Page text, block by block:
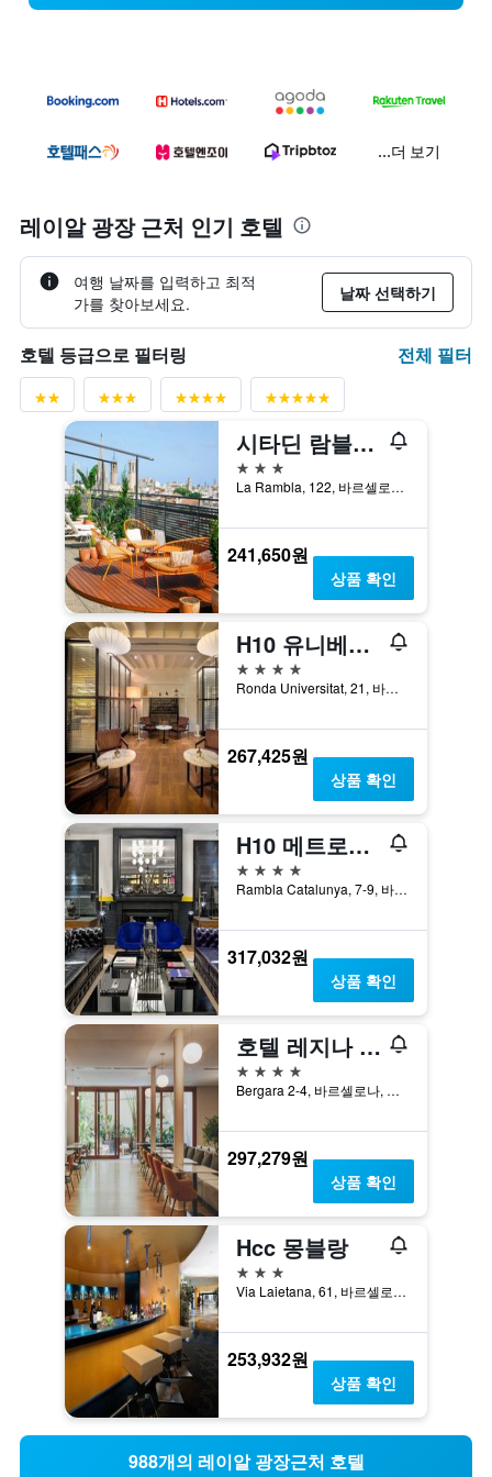
...더 보기
레이알 광장 근처 인기 호텔
여행 날짜를 입력하고 최적
가를 찾아보세요.
날짜 선택하기
호텔 등급으로 필터링 전체 필터
시타딘 람블라스 바르셀로나
3성급
La Rambla, 122, 바르셀로나, 스페인
241,650원
상품 확인
H10 유니베르시타트
4성급
Ronda Universitat, 21, 바르셀로나, 스페인
267,425원
상품 확인
H10 메트로폴리탄 4 수프
4성급
Rambla Catalunya, 7-9, 바르셀로나, 스페인
317,032원
상품 확인
호텔 레지나 바르셀로나
4성급
Bergara 2-4, 바르셀로나, 스페인
297,279원
상품 확인
Hcc 몽블랑
3성급
Via Laietana, 61, 바르셀로나, 스페인
253,932원
상품 확인
988개의 레이알 광장근처 호텔